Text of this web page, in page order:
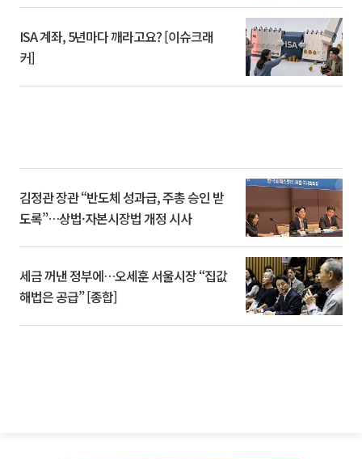
ISA 계좌, 5년마다 깨라고요? [이슈크래
커]
김정관 장관 “반도체 성과급, 주총 승인 받
도록”…상법·자본시장법 개정 시사
세금 꺼낸 정부에…오세훈 서울시장 “집값
해법은 공급” [종합]